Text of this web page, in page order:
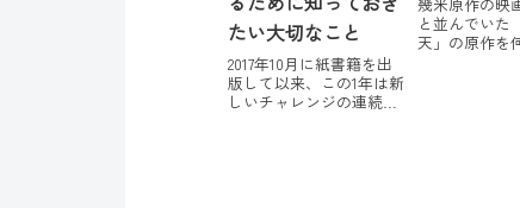
たい大切なこと
2017年10月に紙書籍を出
版して以来、この1年は新
しいチャレンジの連続で
幾米原作の映
と並んでいた
天」の原作を